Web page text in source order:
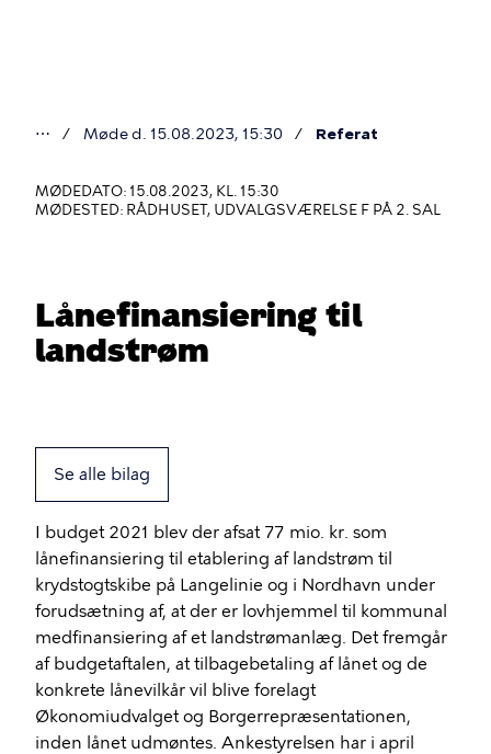
er
her
⋯ Møde d. 15.08.2023, 15:30 Referat
MØDEDATO: 15.08.2023, KL. 15:30
MØDESTED: RÅDHUSET, UDVALGSVÆRELSE F PÅ 2. SAL
Lånefinansiering til
landstrøm
Se alle bilag
I budget 2021 blev der afsat 77 mio. kr. som
lånefinansiering til etablering af landstrøm til
krydstogtskibe på Langelinie og i Nordhavn under
forudsætning af, at der er lovhjemmel til kommunal
medfinansiering af et landstrømanlæg. Det fremgår
af budgetaftalen, at tilbagebetaling af lånet og de
konkrete lånevilkår vil blive forelagt
Økonomiudvalget og Borgerrepræsentationen,
inden lånet udmøntes. Ankestyrelsen har i april